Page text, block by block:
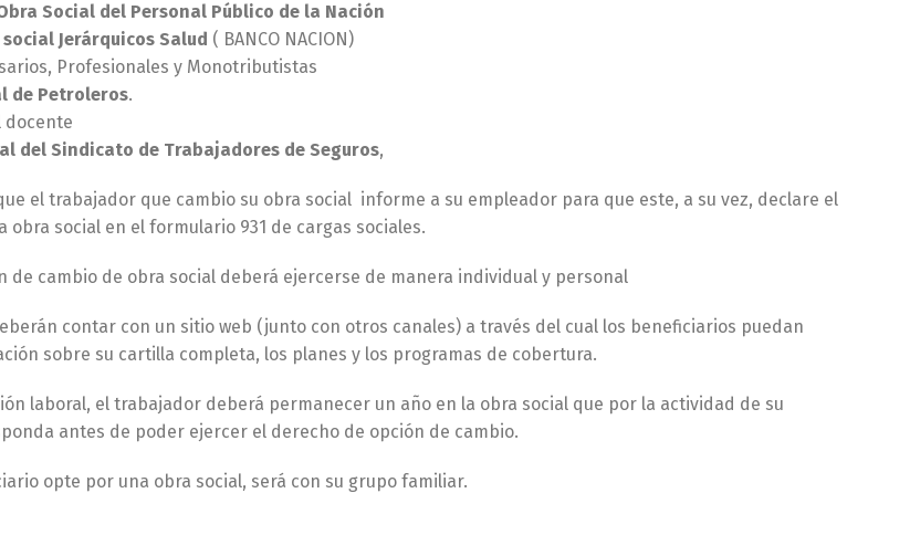
Social del Personal Público de la Nación
Jerárquicos Salud ( BANCO NACION)
Profesionales y Monotributistas
de Petroleros.
docente
del Sindicato de Trabajadores de Seguros,
el trabajador que cambio su obra social informe a su empleador para que este, a su vez, declare el
obra social en el formulario 931 de cargas sociales.
de cambio de obra social deberá ejercerse de manera individual y personal
contar con un sitio web (junto con otros canales) a través del cual los beneficiarios puedan
sobre su cartilla completa, los planes y los programas de cobertura.
laboral, el trabajador deberá permanecer un año en la obra social que por la actividad de su
antes de poder ejercer el derecho de opción de cambio.
opte por una obra social, será con su grupo familiar.